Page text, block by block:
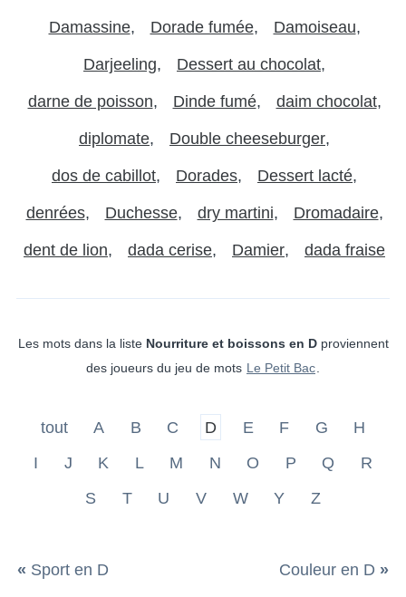
Damassine Dorade fumée Damoiseau
Darjeeling Dessert au chocolat
darne de poisson Dinde fumé daim chocolat
diplomate Double cheeseburger
dos de cabillot Dorades Dessert lacté
denrées Duchesse dry martini Dromadaire
dent de lion dada cerise Damier dada fraise
Les mots dans la liste Nourriture et boissons en Dproviennent
des joueurs du jeu de mots Le Petit Bac
tout A B C D E F G
H
I
J K L M N O P Q
R
S
T U V W Y Z
« Sport en D Couleur en D »